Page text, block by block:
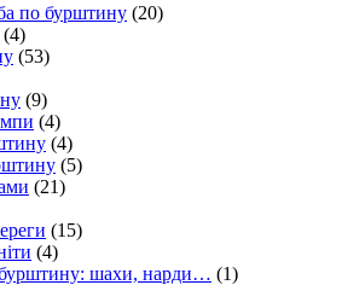
по бурштину (20)
(4)
(53)
(9)
(4)
(4)
(5)
(21)
(15)
(4)
бурштину: шахи, нарди… (1)